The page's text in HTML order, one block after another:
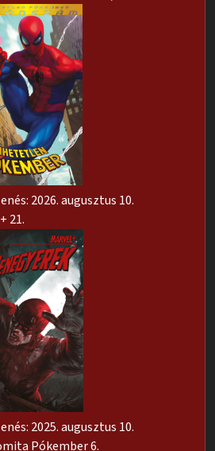
2026. augusztus 10.
21.
2025. augusztus 10.
Pókember 6.